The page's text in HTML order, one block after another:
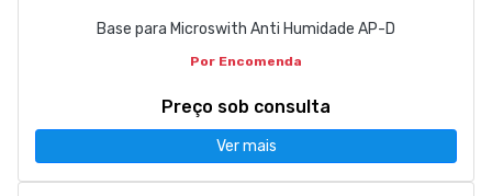
Base para Microswith Anti Humidade AP-D
Por Encomenda
Preço sob consulta
Ver mais